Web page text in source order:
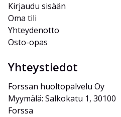
Kirjaudu sisään
Oma tili
Yhteydenotto
Osto-opas
Yhteystiedot
Forssan huoltopalvelu Oy
Myymälä: Salkokatu 1, 30100
Forssa